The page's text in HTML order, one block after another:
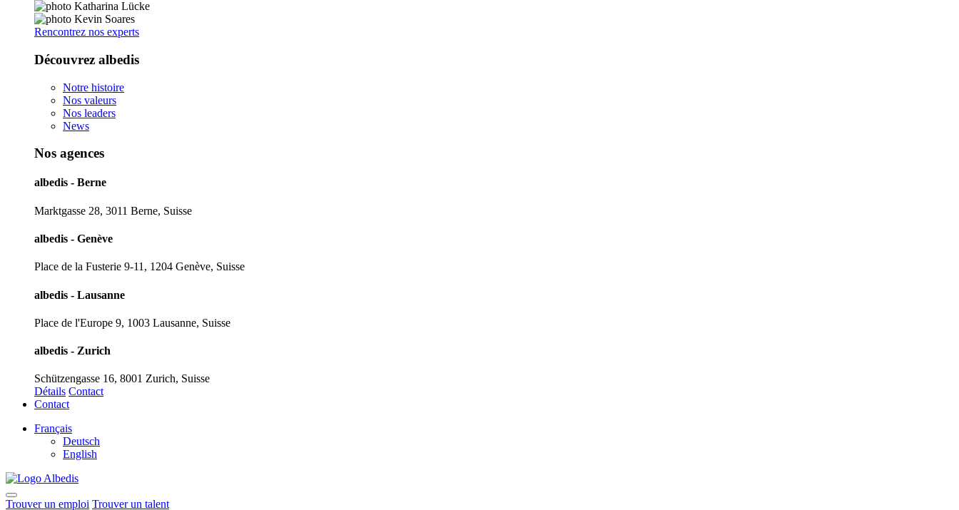
Rencontrez nos experts
Découvrez albedis
Notre histoire
Nos valeurs
Nos leaders
News
Nos agences
albedis - Berne
Marktgasse 28, 3011 Berne, Suisse
albedis - Genève
Place de la Fusterie 9-11, 1204 Genève, Suisse
albedis - Lausanne
Place de l'Europe 9, 1003 Lausanne, Suisse
albedis - Zurich
Schützengasse 16, 8001 Zurich, Suisse
Détails Contact
Contact
Français
Deutsch
English
Trouver un emploi Trouver un talent